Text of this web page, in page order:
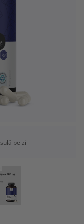
pe zi